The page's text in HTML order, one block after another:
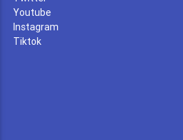
Youtube
Instagram
Tiktok